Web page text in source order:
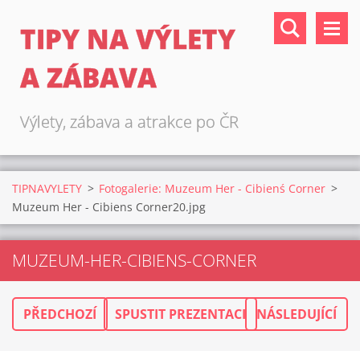
TIPY NA VÝLETY
A ZÁBAVA
Výlety, zábava a atrakce po ČR
TIPNAVYLETY > Fotogalerie: Muzeum Her - Cibienś Corner >
Muzeum Her - Cibiens Corner20.jpg
MUZEUM-HER-CIBIENS-CORNER
PŘEDCHOZÍ SPUSTIT PREZENTACI NÁSLEDUJÍCÍ